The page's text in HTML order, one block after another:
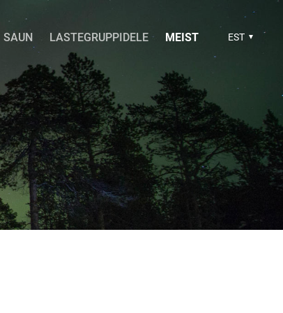
SAUN LASTEGRUPPIDELE MEIST EST